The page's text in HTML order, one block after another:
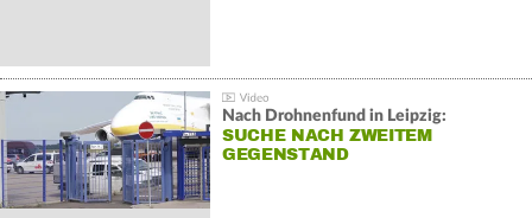
Nach Drohnenfund in Leipzig:
SUCHE NACH ZWEITEM
GEGENSTAND